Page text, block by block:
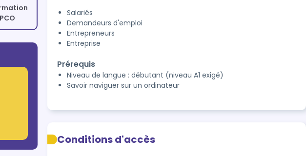
Salariés
Demandeurs d'emploi
Entrepreneurs
Entreprise
Prérequis
Niveau de langue : débutant (niveau A1 exigé)
Savoir naviguer sur un ordinateur
Conditions d'accès